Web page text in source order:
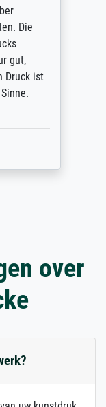
Die
gut,
Druck ist
over